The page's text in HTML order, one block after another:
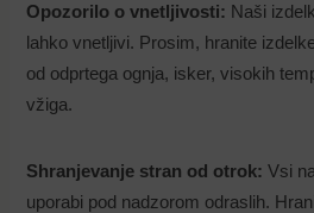
Opozorilo o vnetljivosti: Naši
lahko vnetljivi. Prosim, hranite
od odprtega ognja, isker, visokih
vžiga.
Shranjevanje stran od otrok: Vsi
uporabi pod nadzorom odraslih.